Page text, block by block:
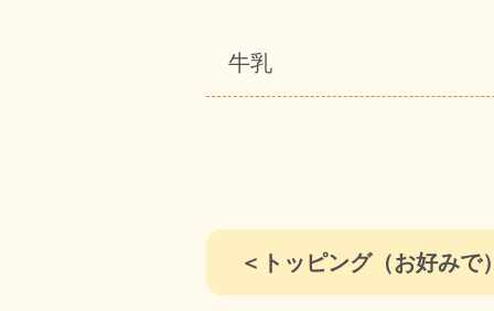
牛乳
＜トッピング（お好みで